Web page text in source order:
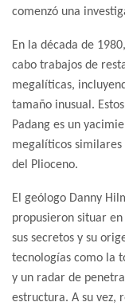
comenzó una
En la década de
cabo trabajos de
megalíticas,
tamaño inusual.
Padang es un
megalíticos similares
del Plioceno.
El geólogo Danny
propusieron situar
sus secretos y su
tecnologías como la
y un radar de
estructura. A su vez,